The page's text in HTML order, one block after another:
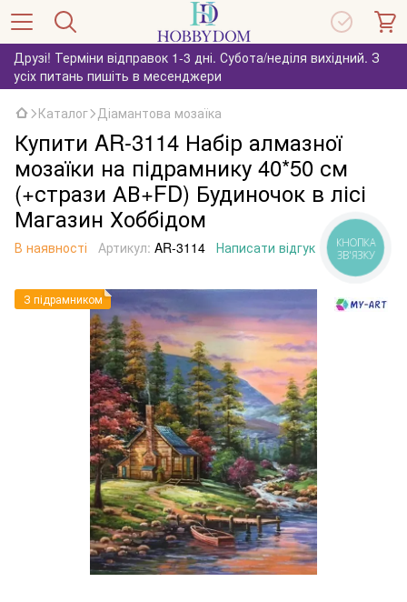
Друзі! Терміни відправок 1-3 дні. Субота/неділя вихідний. З
усіх питань пишіть в месенджери
Каталог Діамантова мозаїка
Купити AR-3114 Набір алмазної
мозаїки на підрамнику 40*50 см
(+стрази АВ+FD) Будиночок в лісі
Магазин Хоббідом
В наявності Артикул: AR-3114 Написати відгук
З підрамником
КНОПКА
ЗВ'ЯЗКУ